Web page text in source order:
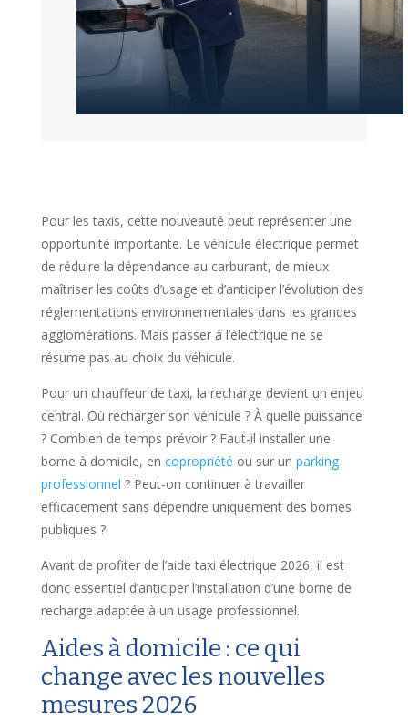
Pour les taxis, cette nouveauté peut représenter une
opportunité importante. Le véhicule électrique permet
de réduire la dépendance au carburant, de mieux
maîtriser les coûts d’usage et d’anticiper l’évolution des
réglementations environnementales dans les grandes
agglomérations. Mais passer à l’électrique ne se
résume pas au choix du véhicule.
Pour un chauffeur de taxi, la recharge devient un enjeu
central. Où recharger son véhicule ? À quelle puissance
? Combien de temps prévoir ? Faut-il installer une
borne à domicile, en copropriété ou sur un parking
professionnel ? Peut-on continuer à travailler
efficacement sans dépendre uniquement des bornes
publiques ?
Avant de profiter de l’aide taxi électrique 2026, il est
donc essentiel d’anticiper l’installation d’une borne de
recharge adaptée à un usage professionnel.
Aides à domicile : ce qui
change avec les nouvelles
mesures 2026